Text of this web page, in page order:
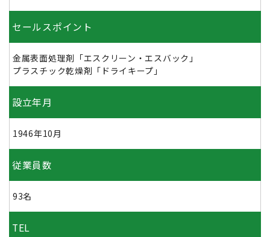
セールスポイント
金属表面処理剤「エスクリーン・エスバック」
プラスチック乾燥剤「ドライキープ」
設立年月
1946年10月
従業員数
93名
TEL